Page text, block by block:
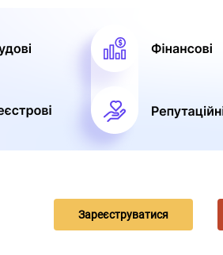
Зареєструватися